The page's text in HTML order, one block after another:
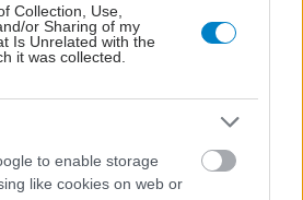
Collection, Use,
or Sharing of my
Is Unrelated with the
it was collected.
to enable storage
like cookies on web or